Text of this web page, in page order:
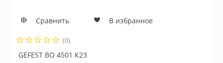
Сравнить В избранное
(0)
GEFEST ВО 4501 К23